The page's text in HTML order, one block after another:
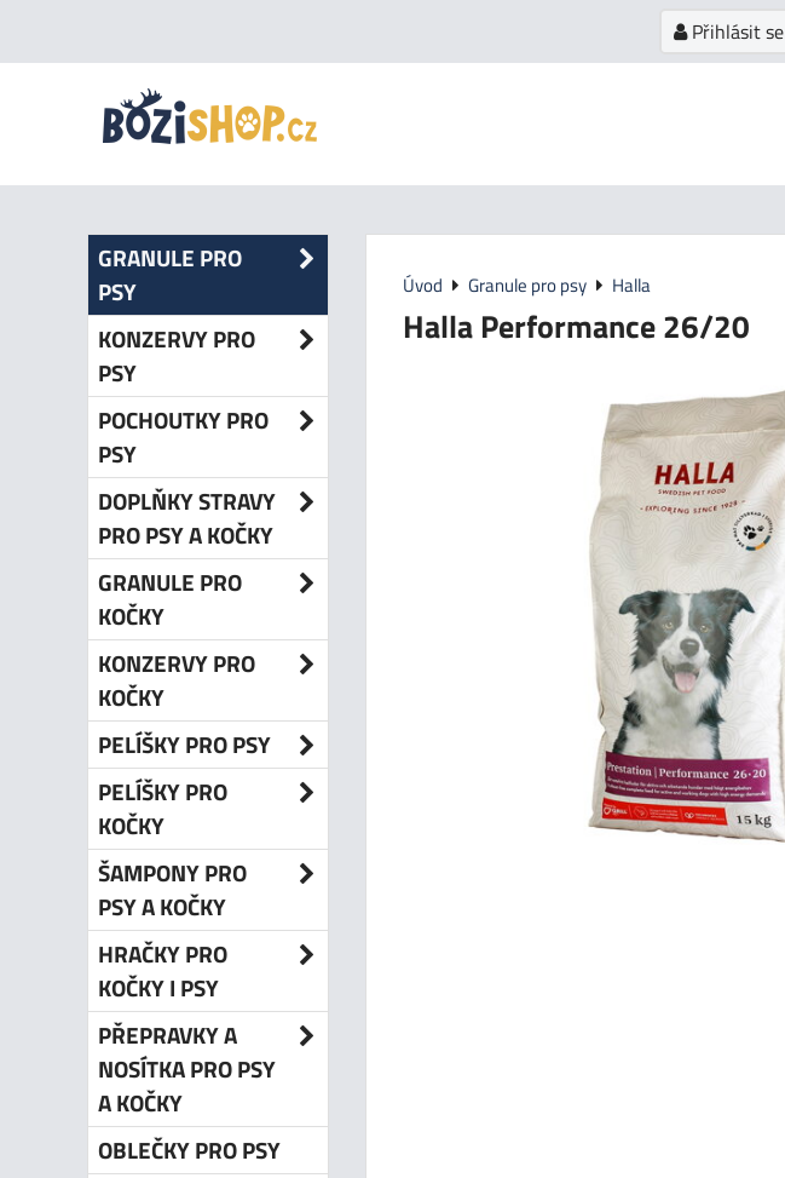
Přihlásit se
Úvod Granule pro psy Halla
Halla Performance 26/20
GRANULE PRO
PSY
KONZERVY PRO
PSY
POCHOUTKY PRO
PSY
DOPLŇKY STRAVY
PRO PSY A KOČKY
GRANULE PRO
KOČKY
KONZERVY PRO
KOČKY
PELÍŠKY PRO PSY
PELÍŠKY PRO
KOČKY
ŠAMPONY PRO
PSY A KOČKY
HRAČKY PRO
KOČKY I PSY
PŘEPRAVKY A
NOSÍTKA PRO PSY
A KOČKY
OBLEČKY PRO PSY